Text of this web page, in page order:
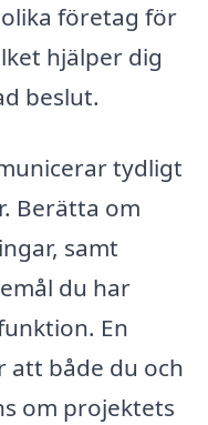
företag för
hjälper dig
beslut.
tydligt
Berätta om
samt
du har
En
att både du och
om projektets